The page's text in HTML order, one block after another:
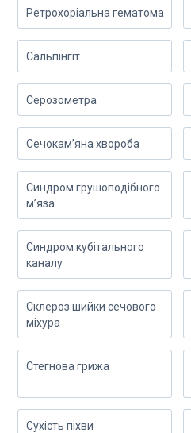
Ретрохоріальна гематома
Сальпінгіт
Серозометра
Сечокам’яна хвороба
Синдром грушоподібного
м’яза
Синдром кубітального
каналу
Склероз шийки сечового
міхура
Стегнова грижа
Сухість піхви